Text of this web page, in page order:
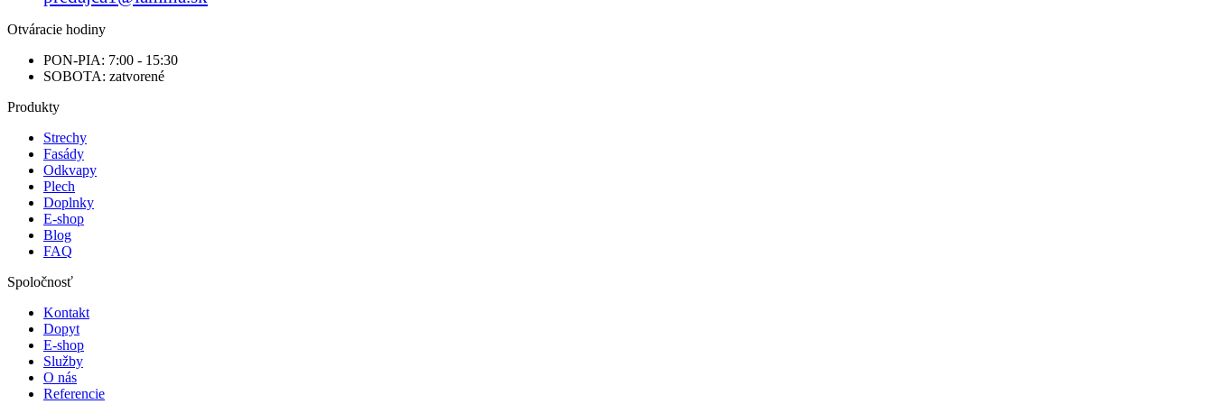
Otváracie hodiny
PON-PIA: 7:00 - 15:30
SOBOTA: zatvorené
Produkty
Strechy
Fasády
Odkvapy
Plech
Doplnky
E-shop
Blog
FAQ
Spoločnosť
Kontakt
Dopyt
E-shop
Služby
O nás
Referencie